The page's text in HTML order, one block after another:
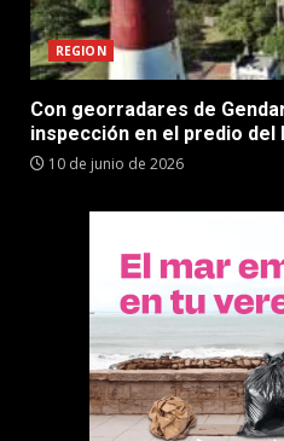
REGION
Con georradares de
inspección en el predio del
10 de junio de 2026